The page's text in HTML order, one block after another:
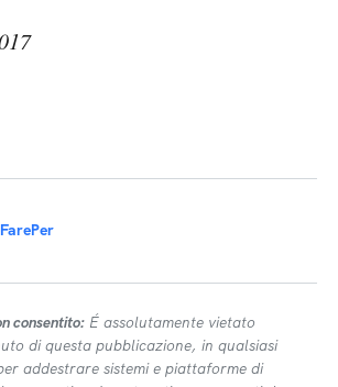
consentito: É assolutamente vietato
di questa pubblicazione, in qualsiasi
addestrare sistemi e piattaforme di